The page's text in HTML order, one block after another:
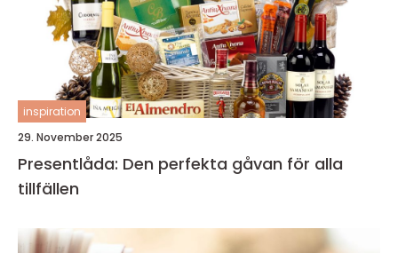
inspiration
29. November 2025
Presentlåda: Den perfekta gåvan för alla
tillfällen